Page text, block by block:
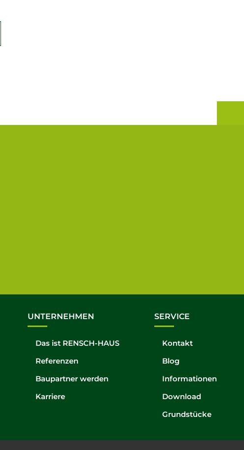
UNTERNEHMEN
Das ist RENSCH-HAUS
Referenzen
Baupartner werden
Karriere
SERVICE
Kontakt
Blog
Informationen
Download
Grundstücke